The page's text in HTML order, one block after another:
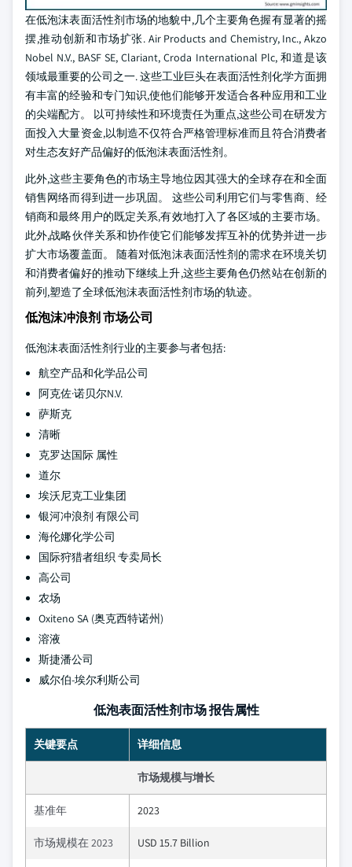
在低泡沫表面活性剂市场的地貌中,几个主要角色握有显著的摇
摆,推动创新和市场扩张. Air Products and Chemistry, Inc., Akzo
Nobel N.V., BASF SE, Clariant, Croda International Plc, 和道是该
领域最重要的公司之一. 这些工业巨头在表面活性剂化学方面拥
有丰富的经验和专门知识,使他们能够开发适合各种应用和工业
的尖端配方。 以可持续性和环境责任为重点,这些公司在研发方
面投入大量资金,以制造不仅符合严格管理标准而且符合消费者
对生态友好产品偏好的低泡沫表面活性剂。
此外,这些主要角色的市场主导地位因其强大的全球存在和全面
销售网络而得到进一步巩固。 这些公司利用它们与零售商、经
销商和最终用户的既定关系,有效地打入了各区域的主要市场。
此外,战略伙伴关系和协作使它们能够发挥互补的优势并进一步
扩大市场覆盖面。 随着对低泡沫表面活性剂的需求在环境关切
和消费者偏好的推动下继续上升,这些主要角色仍然站在创新的
前列,塑造了全球低泡沫表面活性剂市场的轨迹。
低泡沫冲浪剂 市场公司
低泡沫表面活性剂行业的主要参与者包括:
航空产品和化学品公司
阿克佐·诺贝尔N.V.
萨斯克
清晰
克罗达国际 属性
道尔
埃沃尼克工业集团
银河冲浪剂 有限公司
海伦娜化学公司
国际狩猎者组织 专卖局长
高公司
农场
Oxiteno SA (奥克西特诺州)
溶液
斯捷潘公司
威尔伯-埃尔利斯公司
低泡表面活性剂市场 报告属性
关键要点 详细信息
市场规模与增长
基准年 2023
市场规模在 2023 USD 15.7 Billion